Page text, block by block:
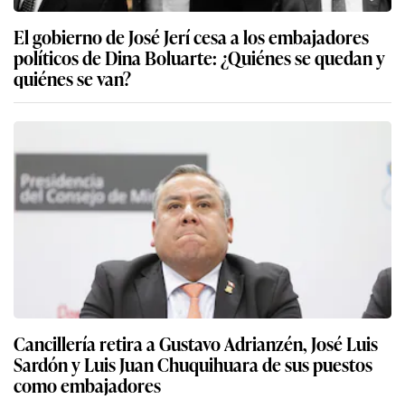
El gobierno de José Jerí cesa a los embajadores
políticos de Dina Boluarte: ¿Quiénes se quedan y
quiénes se van?
Cancillería retira a Gustavo Adrianzén, José Luis
Sardón y Luis Juan Chuquihuara de sus puestos
como embajadores